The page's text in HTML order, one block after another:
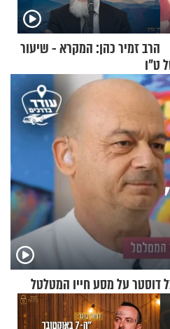
הרב זמיר כהן: המקרא - שיעור
ט"ו
דוסטר על מסע חייו המטלטל